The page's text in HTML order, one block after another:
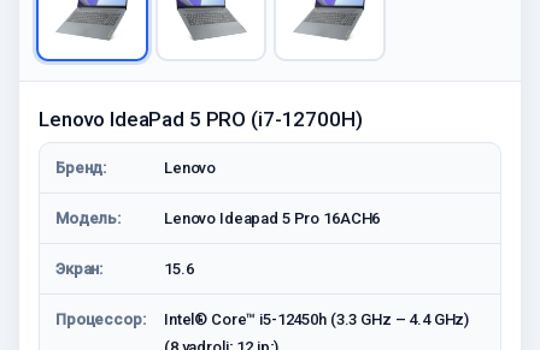
Lenovo IdeaPad 5 PRO (i7-12700H)
Бренд: Lenovo
Модель: Lenovo Ideapad 5 Pro 16ACH6
Экран: 15.6
Процессор:
Intel® Core™ i5-12450h (3.3 GHz – 4.4 GHz)